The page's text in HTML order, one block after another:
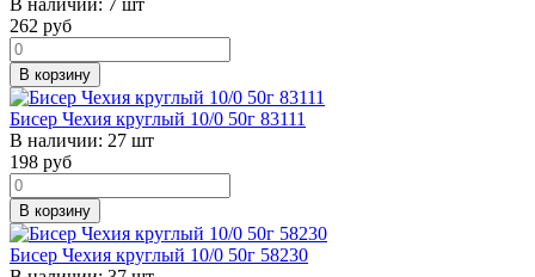
262 руб
В корзину
Бисер Чехия круглый 10/0 50г 83111
В наличии: 27 шт
198 руб
В корзину
Бисер Чехия круглый 10/0 50г 58230